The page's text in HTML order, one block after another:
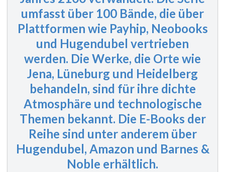
umfasst über 100 Bände, die über
Plattformen wie Payhip, Neobooks
und Hugendubel vertrieben
werden. Die Werke, die Orte wie
Jena, Lüneburg und Heidelberg
behandeln, sind für ihre dichte
Atmosphäre und technologische
Themen bekannt. Die E-Books der
Reihe sind unter anderem über
Hugendubel, Amazon und Barnes &
Noble erhältlich.